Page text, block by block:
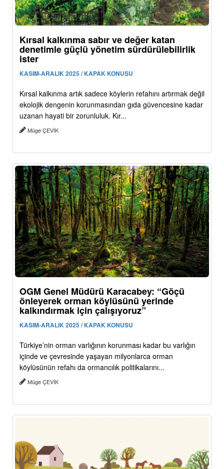
Kırsal kalkınma sabır ve değer katan
denetimle güçlü yönetim sürdürülebilirlik
ister
KASIM-ARALIK 2025 / KAPAK KONUSU
Kırsal kalkınma artık sadece köylerin refahını artırmak değil
ekolojik dengenin korunmasından gıda güvencesine kadar
uzanan hayati bir zorunluluk. Kır...
Müge ÇEVİK
OGM Genel Müdürü Karacabey: “Göçü
önleyerek orman köylüsünü yerinde
kalkındırmak için çalışıyoruz”
KASIM-ARALIK 2025 / KAPAK KONUSU
Türkiye’nin orman varlığının korunması kadar bu varlığın
içinde ve çevresinde yaşayan milyonlarca orman
köylüsünün refahı da ormancılık politikalarını...
Müge ÇEVİK